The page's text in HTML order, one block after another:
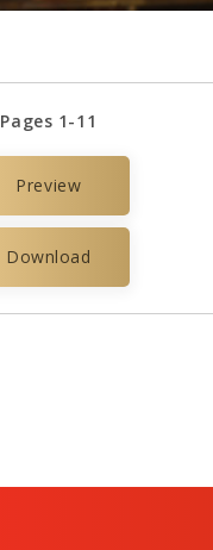
Pages 1-11
Preview
Download